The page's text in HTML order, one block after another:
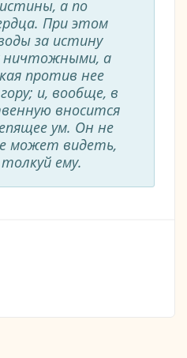
а по
При этом
за истину
ничтожными, а
против нее
и, вообще, в
вносится
ум. Он не
может видеть,
ему.